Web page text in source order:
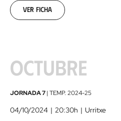
09-
29
Ver ficha
OCTUBRE
SD
Amorebieta
JORNADA 7| TEMP. 2024-25
04/10/2024 20:30h Urritxe